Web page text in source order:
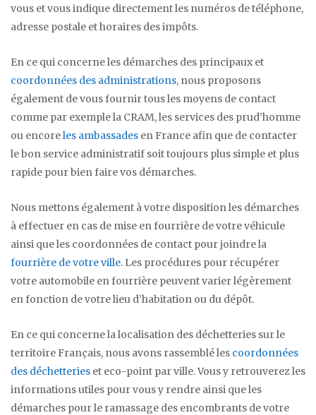
vous et vous indique directement les numéros de téléphone,
adresse postale et horaires des impôts.
En ce qui concerne les démarches des principaux et
coordonnées des administrations, nous proposons
également de vous fournir tous les moyens de contact
comme par exemple la CRAM, les services des prud’homme
ou encoreles ambassades en France afin que de contacter
le bon service administratif soit toujours plus simple et plus
rapide pour bien faire vos démarches.
Nous mettons également à votre disposition les démarches
à effectuer en cas de mise en fourrière de votre véhicule
ainsi que les coordonnées de contact pour joindre la
fourrière de votre ville. Les procédures pour récupérer
votre automobile en fourrière peuvent varier légèrement
en fonction de votre lieu d’habitation ou du dépôt.
En ce qui concerne la localisation des déchetteries sur le
territoire Français, nous avons rassemblé les coordonnées
des déchetteries et eco-point par ville. Vous y retrouverez les
informations utiles pour vous y rendre ainsi que les
démarches pour le ramassage des encombrants de votre